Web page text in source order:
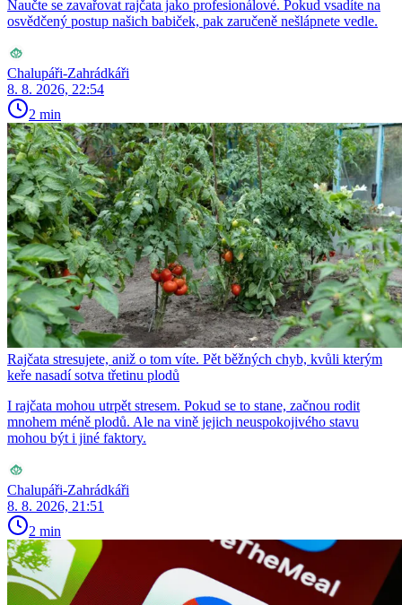
Naučte se zavařovat rajčata jako profesionálové. Pokud vsadíte na
osvědčený postup našich babiček, pak zaručeně nešlápnete vedle.
Chalupáři-Zahrádkáři
8. 8. 2026, 22:54
2 min
Rajčata stresujete, aniž o tom víte. Pět běžných chyb, kvůli kterým
keře nasadí sotva třetinu plodů
I rajčata mohou utrpět stresem. Pokud se to stane, začnou rodit
mnohem méně plodů. Ale na vině jejich neuspokojivého stavu
mohou být i jiné faktory.
Chalupáři-Zahrádkáři
8. 8. 2026, 21:51
2 min